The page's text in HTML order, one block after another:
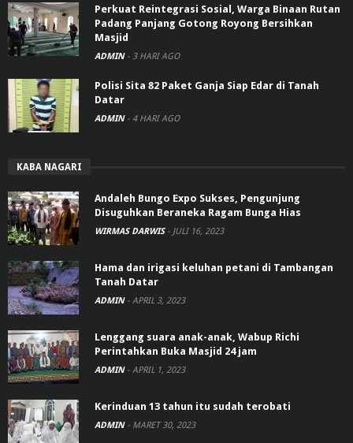
Perkuat Reintegrasi Sosial, Warga Binaan Rutan
Padang Panjang Gotong Royong Bersihkan
Masjid
ADMIN - 3 HARI AGO
Polisi Sita 82 Paket Ganja Siap Edar di Tanah
Datar
ADMIN - 4 HARI AGO
KABA NAGARI
Andaleh Bungo Expo Sukses, Pengunjung
Disuguhkan Beraneka Ragam Bunga Hias
WIRMAS DARWIS - JULI 16, 2023
Hama dan irigasi keluhan petani di Tambangan
Tanah Datar
ADMIN - APRIL 3, 2023
Lenggang suara anak-anak, Wabup Richi
Perintahkan Buka Masjid 24 jam
ADMIN - APRIL 1, 2023
Kerinduan 13 tahun itu sudah terobati
ADMIN - MARET 30, 2023